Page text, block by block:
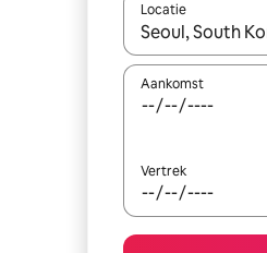
Locatie
Wanneer er
Aankomst
Vertrek